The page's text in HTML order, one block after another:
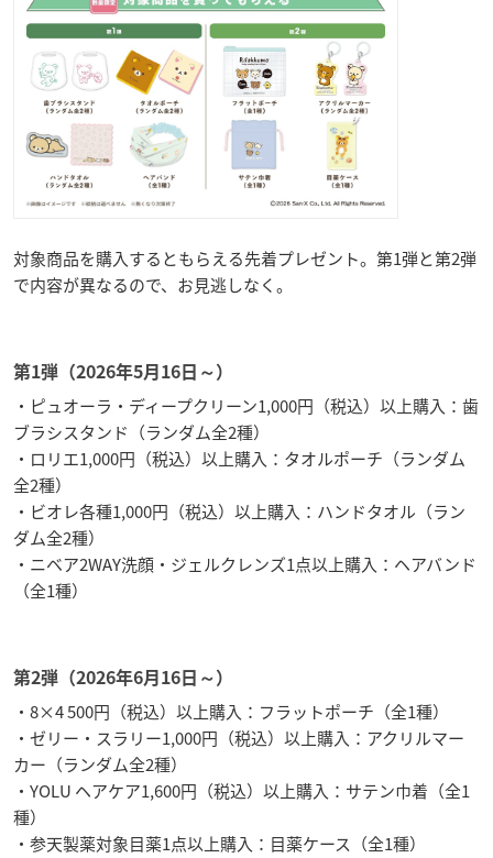
対象商品を購入するともらえる先着プレゼント。第1弾と第2弾
で内容が異なるので、お見逃しなく。
第1弾（2026年5月16日～）
・ピュオーラ・ディープクリーン1,000円（税込）以上購入：歯
ブラシスタンド（ランダム全2種）
・ロリエ1,000円（税込）以上購入：タオルポーチ（ランダム
全2種）
・ビオレ各種1,000円（税込）以上購入：ハンドタオル（ラン
ダム全2種）
・ニベア2WAY洗顔・ジェルクレンズ1点以上購入：ヘアバンド
（全1種）
第2弾（2026年6月16日～）
・8×4 500円（税込）以上購入：フラットポーチ（全1種）
・ゼリー・スラリー1,000円（税込）以上購入：アクリルマー
カー（ランダム全2種）
・YOLU ヘアケア1,600円（税込）以上購入：サテン巾着（全1
種）
・参天製薬対象目薬1点以上購入：目薬ケース（全1種）